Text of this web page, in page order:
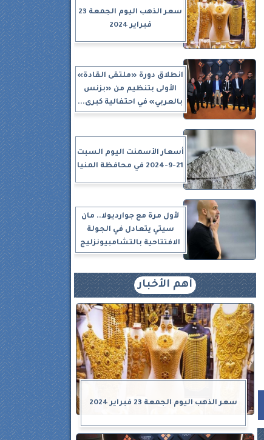
سعر الذهب اليوم الجمعة 23
فبراير 2024
انطلاق دورة «ملتقى القادة»
الأولى بتنظيم من «بزنس
بالعربي» في احتفالية كبرى...
أسعار الأسمنت اليوم السبت
21-9-2024 في محافظة المنيا
لأول مرة مع جوارديولا.. مان
سيتي يتعادل في الجولة
الافتتاحية بالتشامبيونزليج
أهم الأخبار
سعر الذهب اليوم الجمعة 23 فبراير 2024